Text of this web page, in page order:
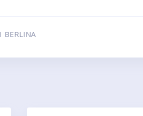
BERLINA